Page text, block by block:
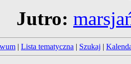
Jutro:
| Lista tematyczna | Szukaj |